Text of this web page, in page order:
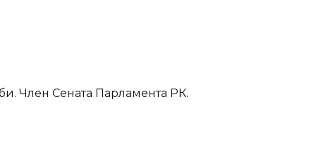
Член Сената Парламента РК.